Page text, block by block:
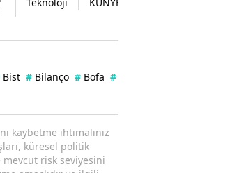
Bist # Bilanço # Bofa #
kaybetme ihtimaliniz
küresel politik
risk seviyesini